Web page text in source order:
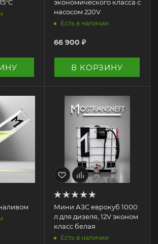
экономического класса с
насосом 220V
Есть в наличии
66 900 ₽
В КОРЗИНУ
Мини АЗС еврокуб 1000
л для дизеля, 12V эконом
класс белая
Есть в наличии